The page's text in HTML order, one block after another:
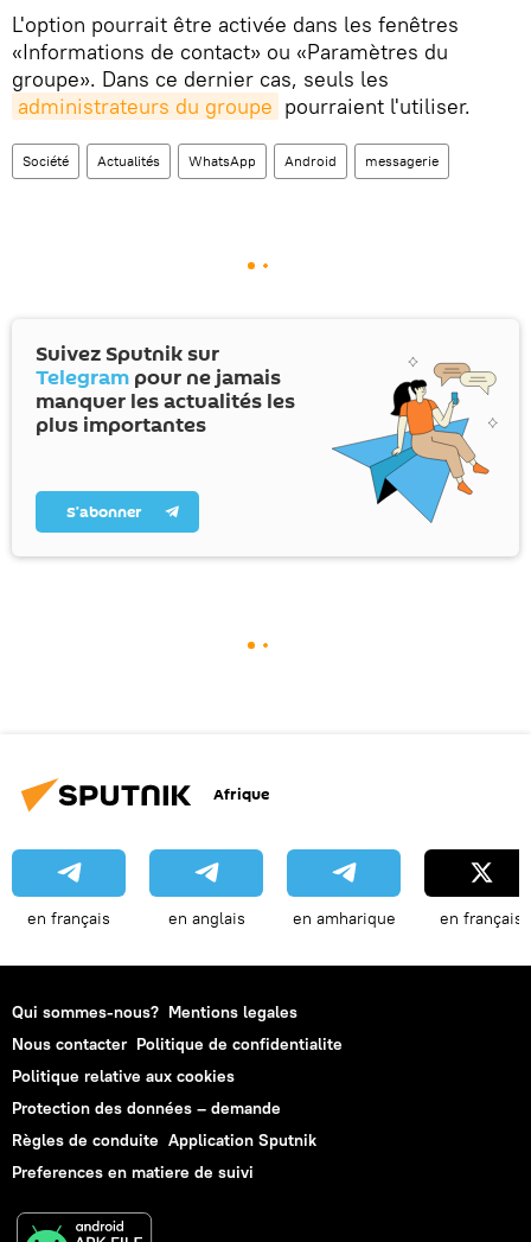
L'option pourrait être activée dans les fenêtres
«Informations de contact» ou «Paramètres du
groupe». Dans ce dernier cas, seuls les
administrateurs du groupe pourraient l'utiliser.
Société Actualités WhatsApp Android messagerie
Suivez Sputnik sur
Telegram pour ne jamais
manquer les actualités les
plus importantes
S’abonner
Afrique
en français en anglais en amharique en français
Qui sommes-nous? Mentions legales
Nous contacter Politique de confidentialite
Politique relative aux cookies
Protection des données – demande
Règles de conduite Application Sputnik
Preferences en matiere de suivi